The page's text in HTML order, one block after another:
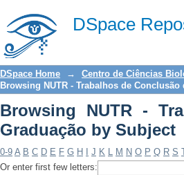
DSpace
Browsing NUTR -
DSpace Home → Centro de Ciências
Browsing NUTR - Trabalhos de
Browsing NUTR -
Graduação by Subject
0-9 A B C D E F G H J K L M N O P Q R S
Or enter first few letters: